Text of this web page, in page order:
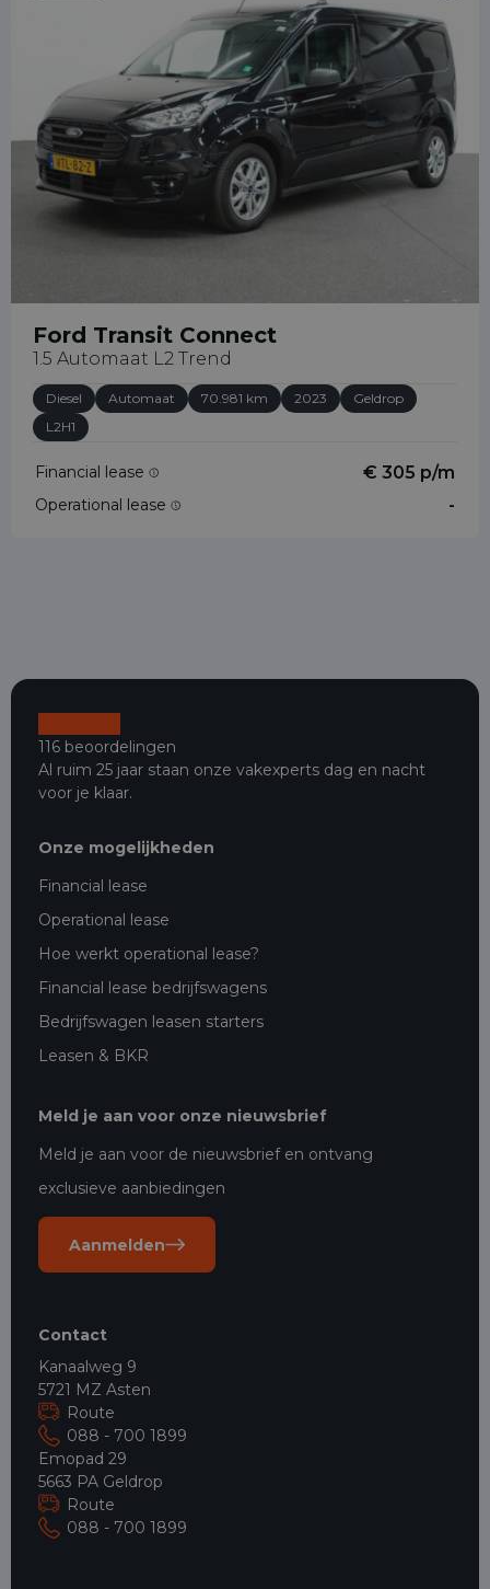
Ford Transit Connect
1.5 Automaat L2 Trend
Diesel Automaat 70.981 km 2023
Geldrop
L2H1
Financial lease € 305 p/m
Operational lease -
116 beoordelingen
Al ruim 25 jaar staan onze vakexperts dag en nacht
voor je klaar.
Onze mogelijkheden
Financial lease
Operational lease
Hoe werkt operational lease?
Financial lease bedrijfswagens
Bedrijfswagen leasen starters
Leasen & BKR
Meld je aan voor onze nieuwsbrief
Meld je aan voor de nieuwsbrief en ontvang
exclusieve aanbiedingen
Aanmelden
Contact
Kanaalweg 9
5721 MZ Asten
Route
088 - 700 1899
Emopad 29
5663 PA Geldrop
Route
088 - 700 1899